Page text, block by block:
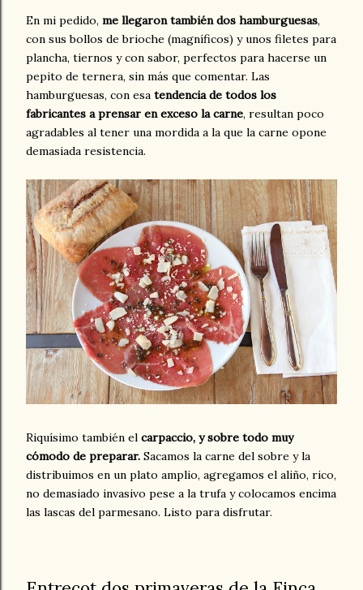
En mi pedido, me llegaron también dos hamburguesas,
con sus bollos de brioche (magníficos) y unos filetes para
plancha, tiernos y con sabor, perfectos para hacerse un
pepito de ternera, sin más que comentar. Las
hamburguesas, con esa tendencia de todos los
fabricantes a prensar en exceso la carne, resultan poco
agradables al tener una mordida a la que la carne opone
demasiada resistencia.
Riquísimo también el carpaccio, y sobre todo muy
cómodo de preparar. Sacamos la carne del sobre y la
distribuimos en un plato amplio, agregamos el aliño, rico,
no demasiado invasivo pese a la trufa y colocamos encima
las lascas del parmesano. Listo para disfrutar.